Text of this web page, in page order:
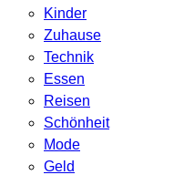
Kinder
Zuhause
Technik
Essen
Reisen
Schönheit
Mode
Geld